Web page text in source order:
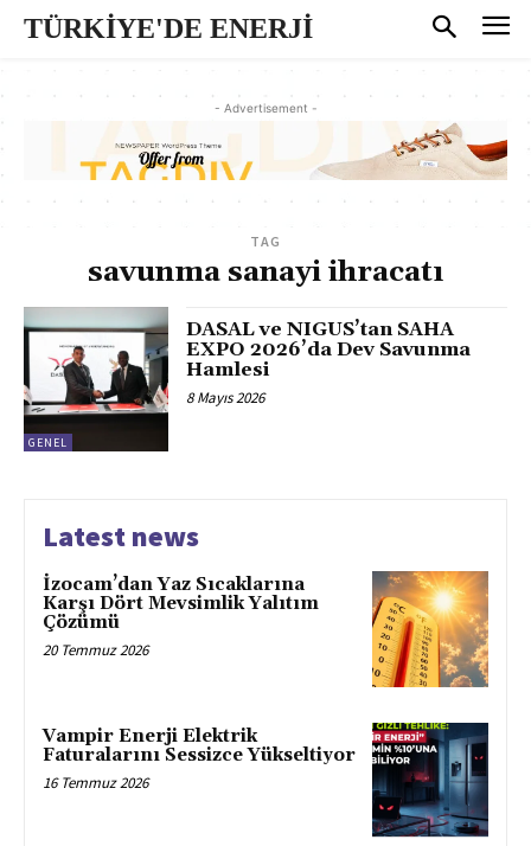
TÜRKİYE'DE ENERJİ
- Advertisement -
TAG
savunma sanayi ihracatı
GENEL
DASAL ve NIGUS’tan SAHA
EXPO 2026’da Dev Savunma
Hamlesi
8 Mayıs 2026
Latest news
İzocam’dan Yaz Sıcaklarına
Karşı Dört Mevsimlik Yalıtım
Çözümü
20 Temmuz 2026
Vampir Enerji Elektrik
Faturalarını Sessizce Yükseltiyor
16 Temmuz 2026